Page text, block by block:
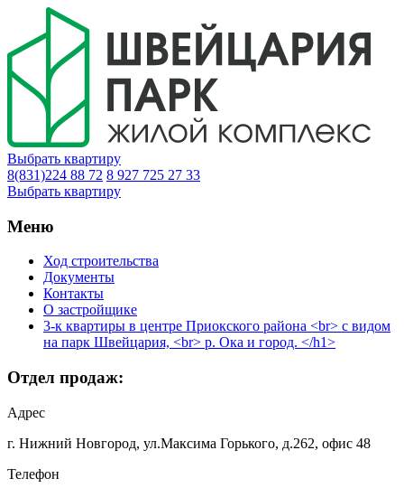
Выбрать квартиру
8(831)224 88 72 8 927 725 27 33
Выбрать квартиру
Меню
Ход строительства
Документы
Контакты
О застройщике
3-к квартиры в центре Приокского района <br> с видом
на парк Швейцария, <br> р. Ока и город. </h1>
Отдел продаж:
Адрес
г. Нижний Новгород, ул.Максима Горького, д.262, офис 48
Телефон